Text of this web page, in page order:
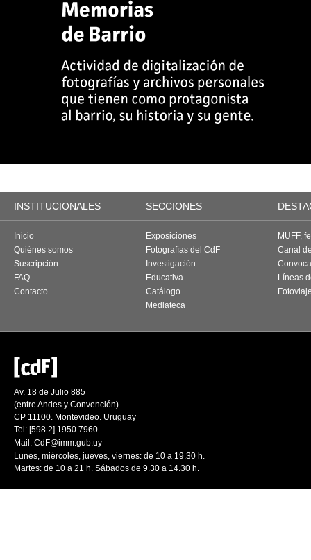
INSTITUCIONALES SECCIONES
Inicio
Quiénes somos
Suscripción
FAQ
Contacto
Exposiciones
Fotografías del CdF
Investigación
Educativa
Catálogo
Mediateca
MUFF,
Canal
Líneas
Av. 18 de Julio 885
(entre Andes y Convención)
CP 11100. Montevideo. Uruguay
Tel: [598 2] 1950 7960
Mail: CdF@imm.gub.uy
Lunes, miércoles, jueves, viernes: de 10 a 19.30 h.
Martes: de 10 a 21 h. Sábados de 9.30 a 14.30 h.